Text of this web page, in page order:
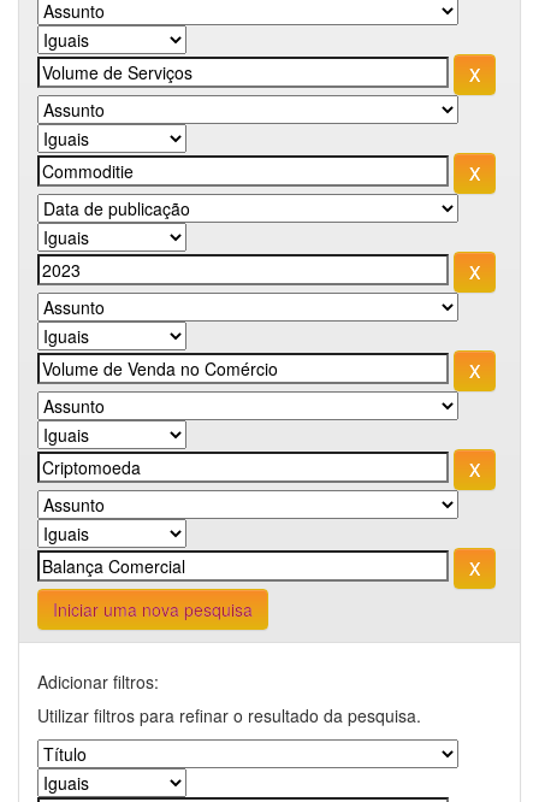
Iniciar uma nova pesquisa
Adicionar filtros:
Utilizar filtros para refinar o resultado da pesquisa.